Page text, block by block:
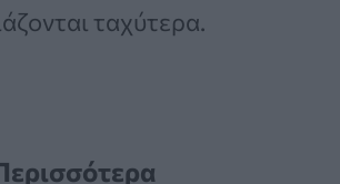
ταχύτερα.